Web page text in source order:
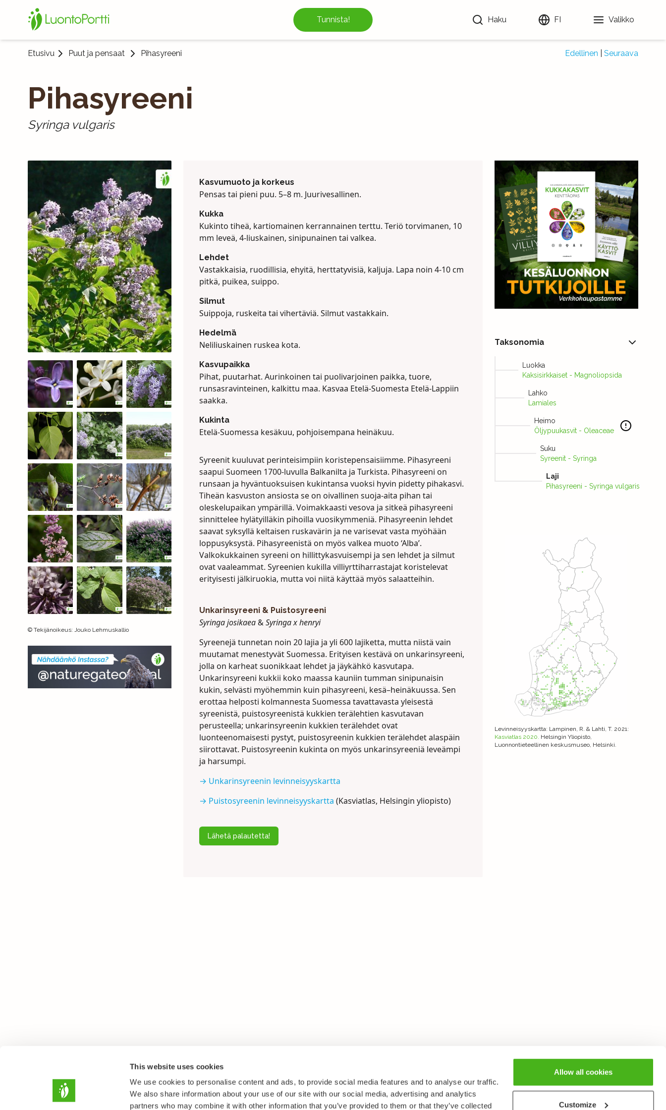
This website uses cookies
We use cookies to personalise content and ads, to provide social media features and to analyse our traffic.
We also share information about your use of our site with our social media, advertising and analytics
partners who may combine it with other information that you’ve provided to them or that they’ve collected
Allow all cookies
Customize
Tunnista! Haku FI Valikko
Etusivu Puut ja pensaat Pihasyreeni Edellinen Seuraava
Pihasyreeni
Syringa vulgaris
© Tekijänoikeus: Jouko Lehmuskallio
Kasvumuoto ja korkeus
Pensas tai pieni puu. 5–8 m. Juurivesallinen.
Kukka
Kukinto tiheä, kartiomainen kerrannainen terttu. Teriö torvimanen, 10
mm leveä, 4-liuskainen, sinipunainen tai valkea.
Lehdet
Vastakkaisia, ruodillisia, ehyitä, herttatyvisiä, kaljuja. Lapa noin 4-10 cm
pitkä, puikea, suippo.
Silmut
Suippoja, ruskeita tai vihertäviä. Silmut vastakkain.
Hedelmä
Neliliuskainen ruskea kota.
Kasvupaikka
Pihat, puutarhat. Aurinkoinen tai puolivarjoinen paikka, tuore,
runsasravinteinen, kalkittu maa. Kasvaa Etelä-Suomesta Etelä-Lappiin
saakka.
Kukinta
Etelä-Suomessa kesäkuu, pohjoisempana heinäkuu.
Syreenit kuuluvat perinteisimpiin koristepensaisiimme. Pihasyreeni
saapui Suomeen 1700-luvulla Balkanilta ja Turkista. Pihasyreeni on
runsaan ja hyväntuoksuisen kukintansa vuoksi hyvin pidetty pihakasvi.
Tiheän kasvuston ansiosta se on oivallinen suoja-aita pihan tai
oleskelupaikan ympärillä. Voimakkaasti vesova ja sitkeä pihasyreeni
sinnittelee hylätyilläkin pihoilla vuosikymmeniä. Pihasyreenin lehdet
saavat syksyllä keltaisen ruskavärin ja ne varisevat vasta myöhään
loppusyksystä. Pihasyreenistä on myös valkea muoto ‘Alba’.
Valkokukkainen syreeni on hillittykasvuisempi ja sen lehdet ja silmut
ovat vaaleammat. Syreenien kukilla villiyrttiharrastajat koristelevat
erityisesti jälkiruokia, mutta voi niitä käyttää myös salaatteihin.
Unkarinsyreeni & Puistosyreeni
Syringa josikaea&Syringa x henryi
Syreenejä tunnetan noin 20 lajia ja yli 600 lajiketta, mutta niistä vain
muutamat menestyvät Suomessa. Erityisen kestävä on unkarinsyreeni,
jolla on karheat suonikkaat lehdet ja jäykähkö kasvutapa.
Unkarinsyreeni kukkii koko maassa kauniin tumman sinipunaisin
kukin, selvästi myöhemmin kuin pihasyreeni, kesä–heinäkuussa. Sen
erottaa helposti kolmannesta Suomessa tavattavasta yleisestä
syreenistä, puistosyreenistä kukkien terälehtien kasvutavan
perusteella; unkarinsyreenin kukkien terälehdet ovat
luonteenomaisesti pystyt, puistosyreenin kukkien terälehdet alaspäin
siirottavat. Puistosyreenin kukinta on myös unkarinsyreeniä leveämpi
ja harsumpi.
→ Unkarinsyreenin levinneisyyskartta
→ Puistosyreenin levinneisyyskartta (Kasviatlas, Helsingin yliopisto)
Lähetä palautetta!
Taksonomia
Luokka
Kaksisirkkaiset - Magnoliopsida
Lahko
Lamiales
Heimo
Öljypuukasvit - Oleaceae
Suku
Syreenit - Syringa
Laji
Pihasyreeni - Syringa vulgaris
Levinneisyyskartta: Lampinen, R. & Lahti, T. 2021:
Kasviatlas 2020. Helsingin Yliopisto,
Luonnontieteellinen keskusmuseo, Helsinki.